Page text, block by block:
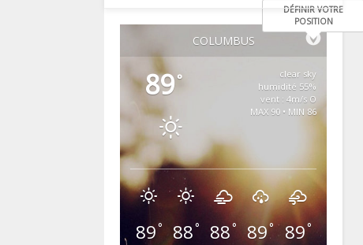
COLUMBUS
DÉFINIR VOTRE
POSITION
89°
clear sky
55% humidité
vent : 4m/s O
MAX 90 • MIN 86
89° 88° 88° 89° 89°